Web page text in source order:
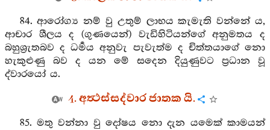
84. ආරෝග්‍ය නම් වු උතුම් ලාභය කැමැති වන්නේ ය,
ආචාර ශීලය ද (ගුණයෙන්) වැඩිහිටියන්ගේ අනුමතය ද
බහුශ්‍රැතබව ද ධර්‍මය අනුවැ පැවැත්ම ද චිත්තයාගේ නො
හැකුළුණු බව ද යන මේ සදෙන දියුණුවට ප්‍රධාන වූ
ද්වාරයෝ ය.
4. අත්‍ථස්සද්වාර ජාතක යි.
85. මතු වන්නා වු දෝෂය නො දැන යමෙක් කාමයන්